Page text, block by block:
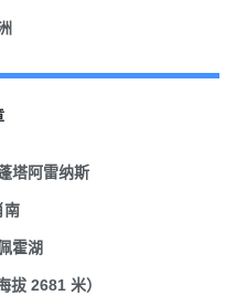
塔阿雷纳斯
南
霍湖
2681 米）